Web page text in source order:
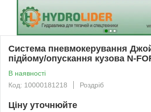
Система пневмокерування
підйому/опускання кузова N-
В наявності
Код: 10000181218
Роздріб
Ціну уточнюйте